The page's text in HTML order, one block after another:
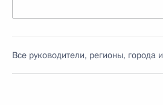
Все руководители, регионы, города